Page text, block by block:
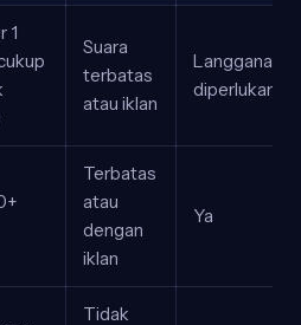
1
Suara
terbatas
atau iklan
Langganan
diperlukan
Terbatas
atau
dengan
iklan
Ya
Tidak